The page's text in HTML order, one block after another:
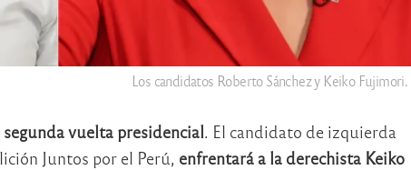
Los candidatos Roberto Sánchez y Keiko Fujimori.
vuelta presidencial. El candidato de izquierda
Juntos por el Perú, enfrentará a la derechista Keiko